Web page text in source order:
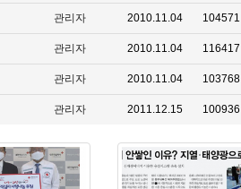
관리자 2010.11.04 104571
관리자 2010.11.04 116417
관리자 2010.11.04 103768
관리자 2011.12.15 100936